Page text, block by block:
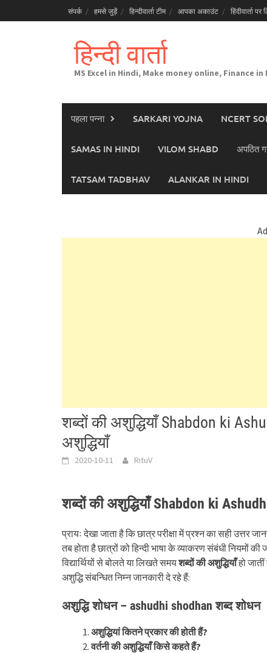
to
संपर्क हमसे जुड़ें हिन्दीवार्ता टीम आपका अकाउंट हिंदीवार्ता पर
हिन्दी वार्ता
MS Excel in Hindi, Make money online, Finance in
पहला पन्ना SARKARI YOJNA NCERT
SAMAS IN HINDI VILOM SHABD अपठित
TATSAM TADBHAV ALANKAR IN HINDI
शब्दों की अशुद्धियाँ Shabdon ki
अशुद्धियाँ
2020-10-11 RituV
शब्दों की अशुद्धियाँ Shabdon ki
प्रायः देखा जाता है कि छात्र परीक्षा में प्रश्न का सही
तब होता है छात्रों को हिन्दी भाषा के व्याकरण संबंधी नियमों
विद्यार्थियों से बोलते या लिखते समयशब्दों की अशुद्धियाँहो
अशुद्धि संबन्धित निम्न जानकारी दे रहे हैं:
अशुद्धि शोधन – ashudhi shodhan शब्द शोधन
अशुद्धियां कितने प्रकार की होतीहैं?
वर्तनी की अशुद्धियाँकिसे कहते हैं?